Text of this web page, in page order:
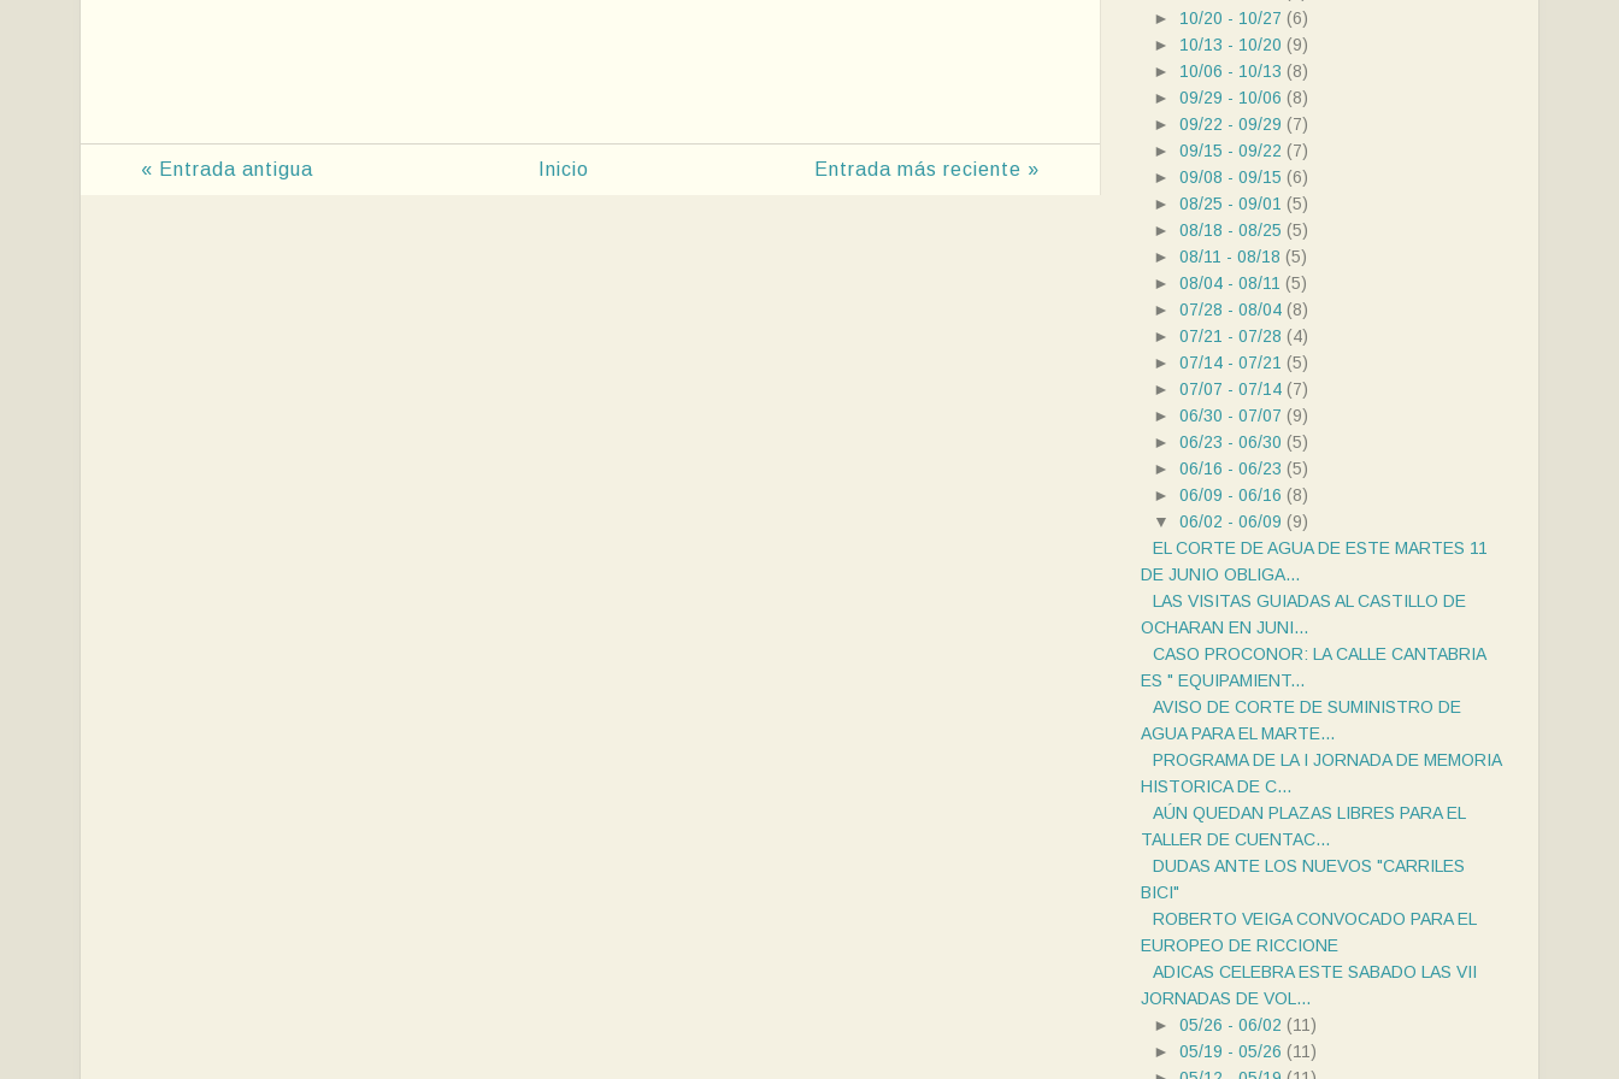
Entrada más reciente »
« Entrada antigua Inicio
► 10/20 - 10/27 (6)
► 10/13 - 10/20 (9)
► 10/06 - 10/13 (8)
► 09/29 - 10/06 (8)
► 09/22 - 09/29 (7)
► 09/15 - 09/22 (7)
► 09/08 - 09/15 (6)
► 08/25 - 09/01 (5)
► 08/18 - 08/25 (5)
► 08/11 - 08/18 (5)
► 08/04 - 08/11 (5)
► 07/28 - 08/04 (8)
► 07/21 - 07/28 (4)
► 07/14 - 07/21 (5)
► 07/07 - 07/14 (7)
► 06/30 - 07/07 (9)
► 06/23 - 06/30 (5)
► 06/16 - 06/23 (5)
► 06/09 - 06/16 (8)
▼
06/02 - 06/09 (9)
EL CORTE DE AGUA DE ESTE MARTES 11
DE JUNIO OBLIGA...
LAS VISITAS GUIADAS AL CASTILLO DE
OCHARAN EN JUNI...
CASO PROCONOR: LA CALLE CANTABRIA
ES " EQUIPAMIENT...
AVISO DE CORTE DE SUMINISTRO DE
AGUA PARA EL MARTE...
PROGRAMA DE LA I JORNADA DE MEMORIA
HISTORICA DE C...
AÚN QUEDAN PLAZAS LIBRES PARA EL
TALLER DE CUENTAC...
DUDAS ANTE LOS NUEVOS "CARRILES
BICI"
ROBERTO VEIGA CONVOCADO PARA EL
EUROPEO DE RICCIONE
ADICAS CELEBRA ESTE SABADO LAS VII
JORNADAS DE VOL...
► 05/26 - 06/02 (11)
► 05/19 - 05/26 (11)